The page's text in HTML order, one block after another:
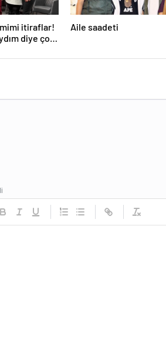
itiraflar!
diye çok
Aile saadeti